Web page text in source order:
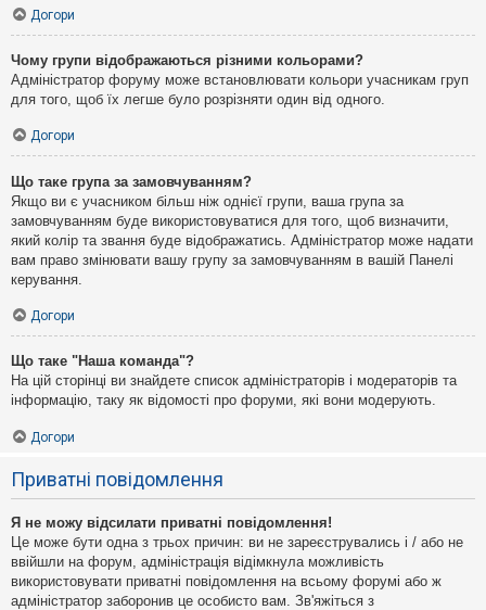
Догори
Чому групи відображаються різними кольорами?
Адміністратор форуму може встановлювати кольори учасникам груп
для того, щоб їх легше було розрізняти один від одного.
Догори
Що таке група за замовчуванням?
Якщо ви є учасником більш ніж однієї групи, ваша група за
замовчуванням буде використовуватися для того, щоб визначити,
який колір та звання буде відображатись. Адміністратор може надати
вам право змінювати вашу групу за замовчуванням в вашій Панелі
керування.
Догори
Що таке "Наша команда"?
На цій сторінці ви знайдете список адміністраторів і модераторів та
інформацію, таку як відомості про форуми, які вони модерують.
Догори
Приватні повідомлення
Я не можу відсилати приватні повідомлення!
Це може бути одна з трьох причин: ви не зареєструвались і / або не
ввійшли на форум, адміністрація відімкнула можливість
використовувати приватні повідомлення на всьому форумі або ж
адміністратор заборонив це особисто вам. Зв'яжіться з